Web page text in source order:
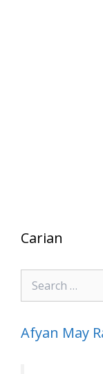
Carian
Search
for:
Afyan May